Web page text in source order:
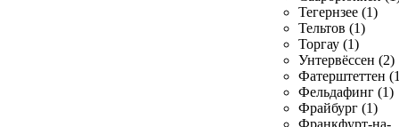
Тегернзее (1)
Тельтов (1)
Торгау (1)
Унтервёссен (2)
Фатерштеттен
Фельдафинг (1)
Фрайбург (1)
Франкфурт-на-